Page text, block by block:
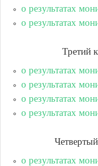
о результатах
о результатах
Третий
о результатах
о результатах
о результатах
о результатах
о результатах